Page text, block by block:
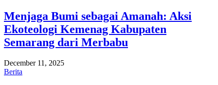
Menjaga Bumi sebagai Amanah: Aksi
Ekoteologi Kemenag Kabupaten
Semarang dari Merbabu
December 11, 2025
Berita